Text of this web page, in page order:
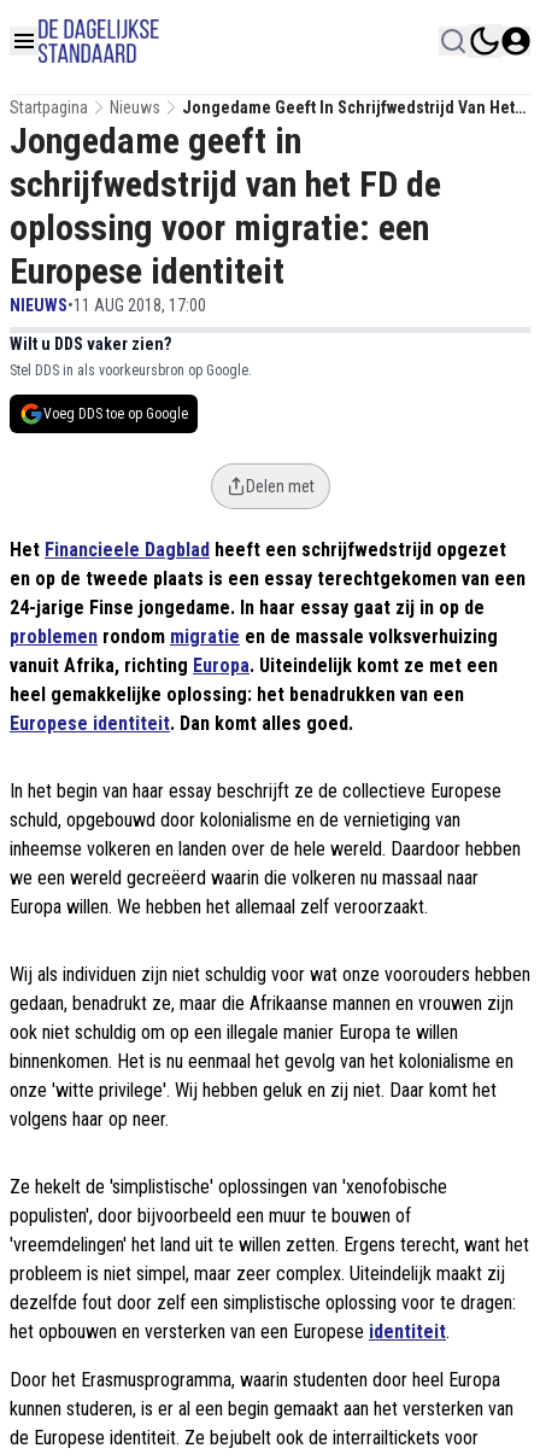
Startpagina Nieuws
Jongedame Geeft In Schrijfwedstrijd Van Het
FD De Oplossing Voor Migratie: Een Europese
Identiteit
Jongedame geeft in
schrijfwedstrijd van het FD de
oplossing voor migratie: een
Europese identiteit
NIEUWS•11 AUG 2018, 17:00
Wilt u DDS vaker zien?
Stel DDS in als voorkeursbron op Google.
Voeg DDS toe op Google
Delen met
Het Financieele Dagblad heeft een schrijfwedstrijd opgezet
en op de tweede plaats is een essay terechtgekomen van een
24-jarige Finse jongedame. In haar essay gaat zij in op de
problemen rondom migratie en de massale volksverhuizing
vanuit Afrika, richting Europa. Uiteindelijk komt ze met een
heel gemakkelijke oplossing: het benadrukken van een
Europese identiteit. Dan komt alles goed.
In het begin van haar essay beschrijft ze de collectieve Europese
schuld, opgebouwd door kolonialisme en de vernietiging van
inheemse volkeren en landen over de hele wereld. Daardoor hebben
we een wereld gecreëerd waarin die volkeren nu massaal naar
Europa willen. We hebben het allemaal zelf veroorzaakt.
Wij als individuen zijn niet schuldig voor wat onze voorouders hebben
gedaan, benadrukt ze, maar die Afrikaanse mannen en vrouwen zijn
ook niet schuldig om op een illegale manier Europa te willen
binnenkomen. Het is nu eenmaal het gevolg van het kolonialisme en
onze 'witte privilege'. Wij hebben geluk en zij niet. Daar komt het
volgens haar op neer.
Ze hekelt de 'simplistische' oplossingen van 'xenofobische
populisten', door bijvoorbeeld een muur te bouwen of
'vreemdelingen' het land uit te willen zetten. Ergens terecht, want het
probleem is niet simpel, maar zeer complex. Uiteindelijk maakt zij
dezelfde fout door zelf een simplistische oplossing voor te dragen:
het opbouwen en versterken van een Europese identiteit.
Door het Erasmusprogramma, waarin studenten door heel Europa
kunnen studeren, is er al een begin gemaakt aan het versterken van
de Europese identiteit. Ze bejubelt ook de interrailtickets voor